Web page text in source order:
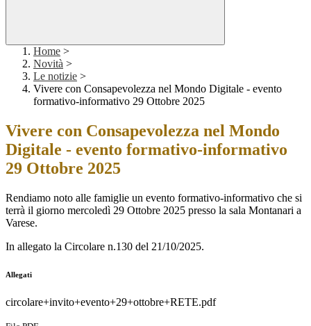
Home >
Novità >
Le notizie >
Vivere con Consapevolezza nel Mondo Digitale - evento
formativo-informativo 29 Ottobre 2025
Vivere con Consapevolezza nel Mondo
Digitale - evento formativo-informativo
29 Ottobre 2025
Rendiamo noto alle famiglie un evento formativo-informativo che si
terrà il giorno mercoledì 29 Ottobre 2025 presso la sala Montanari a
Varese.
In allegato la Circolare n.130 del 21/10/2025.
Allegati
circolare+invito+evento+29+ottobre+RETE.pdf